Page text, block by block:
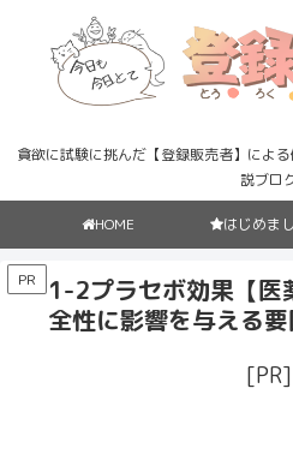
貪欲に試験に挑んだ【登録販売者】によ
説ブロ
HOME はじめま
PR
1-2プラセボ効果【医
全性に影響を与える要
[PR]